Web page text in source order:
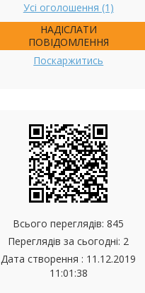
Усі оголошення (1)
НАДІСЛАТИ
ПОВІДОМЛЕННЯ
Поскаржитись
Всього переглядів: 845
Переглядів за сьогодні: 2
Дата створення : 11.12.2019
11:01:38